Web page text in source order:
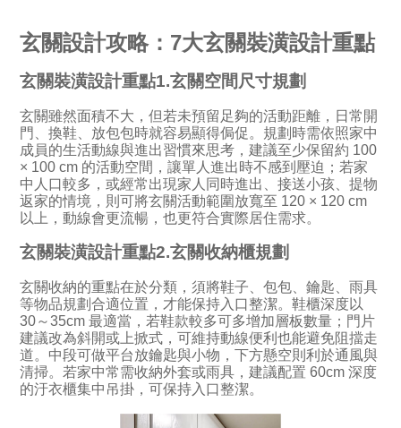
玄關設計攻略：7大玄關裝潢設計重點
玄關裝潢設計重點1.玄關空間尺寸規劃
玄關雖然面積不大，但若未預留足夠的活動距離，日常開
門、換鞋、放包包時就容易顯得侷促。規劃時需依照家中
成員的生活動線與進出習慣來思考，建議至少保留約 100
× 100 cm 的活動空間，讓單人進出時不感到壓迫；若家
中人口較多，或經常出現家人同時進出、接送小孩、提物
返家的情境，則可將玄關活動範圍放寬至 120 × 120 cm
以上，動線會更流暢，也更符合實際居住需求。
玄關裝潢設計重點2.玄關收納櫃規劃
玄關收納的重點在於分類，須將鞋子、包包、鑰匙、雨具
等物品規劃合適位置，才能保持入口整潔。鞋櫃深度以
30～35cm 最適當，若鞋款較多可多增加層板數量；門片
建議改為斜開或上掀式，可維持動線便利也能避免阻擋走
道。中段可做平台放鑰匙與小物，下方懸空則利於通風與
清掃。若家中常需收納外套或雨具，建議配置 60cm 深度
的汙衣櫃集中吊掛，可保持入口整潔。